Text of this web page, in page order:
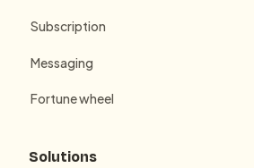
Subscription
Messaging
Fortune wheel
Solutions